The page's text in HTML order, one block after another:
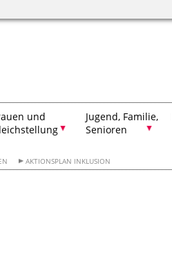
und
Jugend, Familie,
Senioren
AKTIONSPLAN INKLUSION